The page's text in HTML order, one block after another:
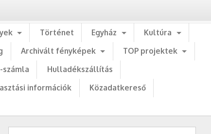
Történet Egyház
Kultúra
Archivált fényképek
TOP projektek
Hulladékszállítás
információk
Közadatkereső